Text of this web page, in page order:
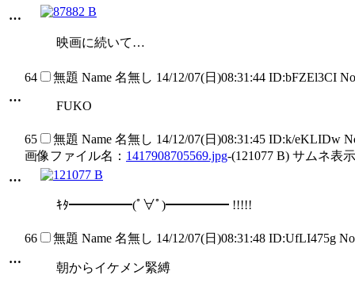
…
映画に続いて…
…
64 無題 Name 名無し 14/12/07(日)08:31:44 ID:bFZEl3CI
FUKO
…
65 無題 Name 名無し 14/12/07(日)08:31:45 ID:k/eKLIDw
画像ファイル名： 1417908705569.jpg-(121077 B) サムネ表
ｷﾀ━━━━━(ﾟ∀ﾟ)━━━━━ !!!!!
…
66 無題 Name 名無し 14/12/07(日)08:31:48 ID:UfLI475g
朝からイケメン緊縛